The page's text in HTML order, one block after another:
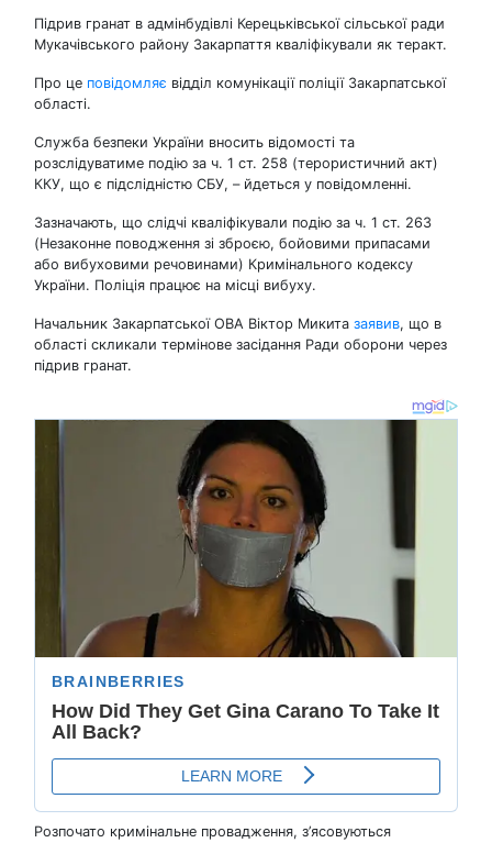
Підрив гранат в адмінбудівлі Керецьківської сільської ради
Мукачівського району Закарпаття кваліфікували як теракт.
Про це повідомляє відділ комунікації поліції Закарпатської
області.
Служба безпеки України вносить відомості та
розслідуватиме подію за ч. 1 ст. 258 (терористичний акт)
ККУ, що є підслідністю СБУ, – йдеться у повідомленні.
Зазначають, що слідчі кваліфікували подію за ч. 1 ст. 263
(Незаконне поводження зі зброєю, бойовими припасами
або вибуховими речовинами) Кримінального кодексу
України. Поліція працює на місці вибуху.
Начальник Закарпатської ОВА Віктор Микита заявив, що в
області скликали термінове засідання Ради оборони через
підрив гранат.
Розпочато кримінальне провадження, з’ясовуються